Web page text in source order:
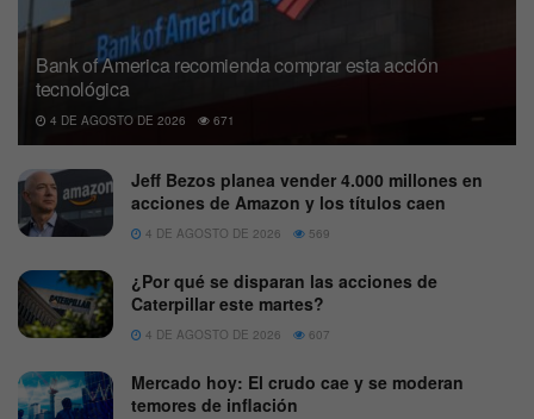
Bank of America recomienda comprar esta acción
tecnológica
4 DE AGOSTO DE 2026 671
Jeff Bezos planea vender 4.000 millones en
acciones de Amazon y los títulos caen
4 DE AGOSTO DE 2026 569
¿Por qué se disparan las acciones de
Caterpillar este martes?
4 DE AGOSTO DE 2026 607
Mercado hoy: El crudo cae y se moderan
temores de inflación